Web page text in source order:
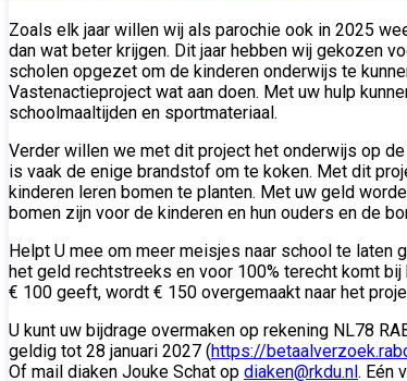
Zoals elk jaar willen wij als parochie ook in 2025
dan wat beter krijgen. Dit jaar hebben wij gekozen
scholen opgezet om de kinderen onderwijs te
Vastenactieproject wat aan doen. Met uw hulp
schoolmaaltijden en sportmateriaal.
Verder willen we met dit project het onderwijs op
is vaak de enige brandstof om te koken. Met dit
kinderen leren bomen te planten. Met uw geld
bomen zijn voor de kinderen en hun ouders en de
Helpt U mee om meer meisjes naar school te laten
het geld rechtstreeks en voor 100% terecht komt
€ 100 geeft, wordt € 150 overgemaakt naar het
U kunt uw bijdrage overmaken op rekening NL78
geldig tot 28 januari 2027 (https://
Of mail diaken Jouke Schat op diaken@rkdu.nl. Eén